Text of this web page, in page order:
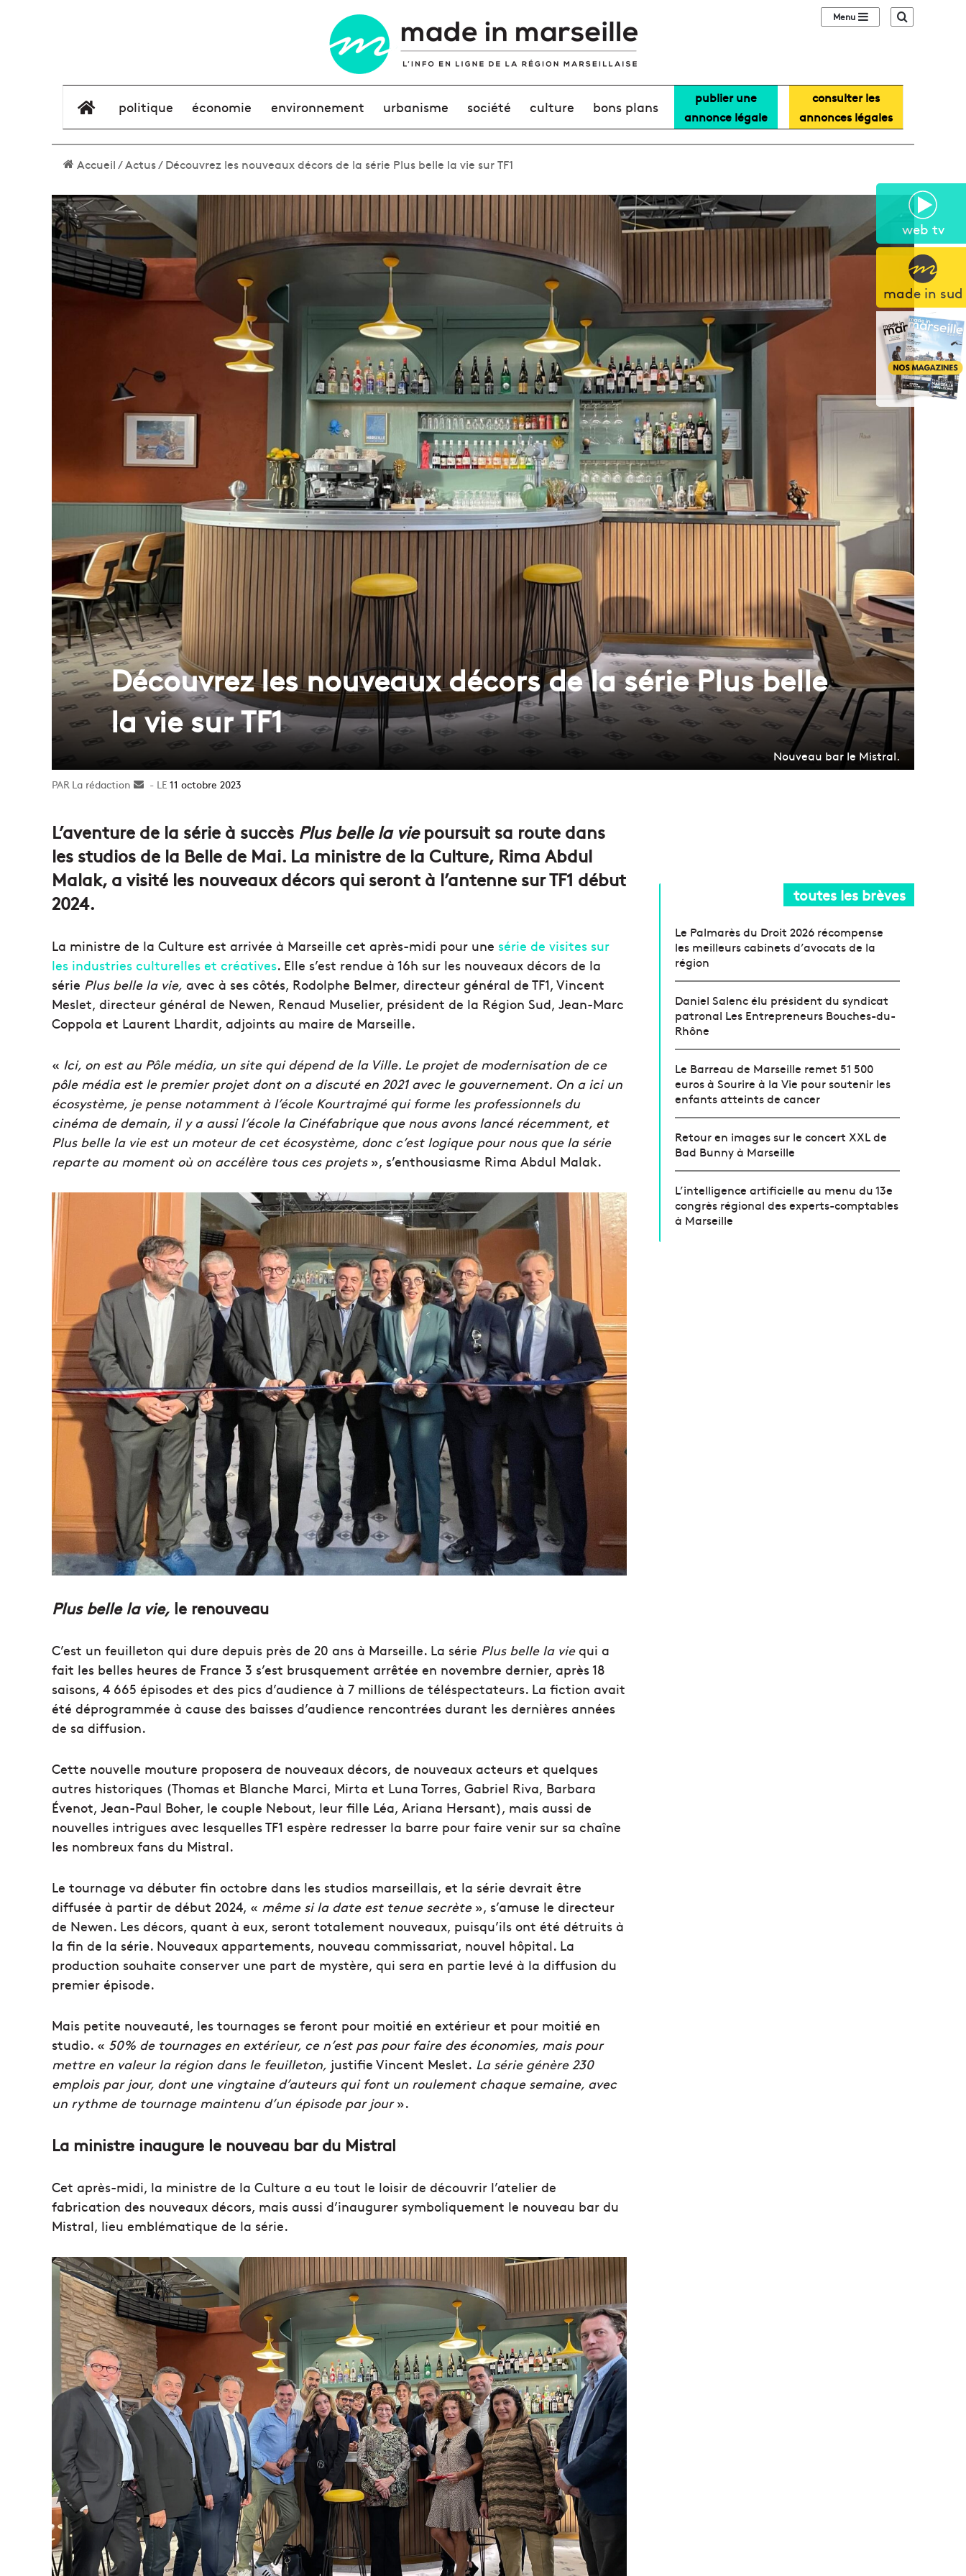
web tv
made in sud
Sidebar (barre
élément de menu
politique économie environnement urbanisme société culture bons plans
publier une
annonce légale
consulter les
annonces légales
Accueil/Actus/Découvrez les nouveaux décors de la série Plus belle la vie sur TF1
Découvrez les nouveaux décors de la série Plus belle
la vie sur TF1
Nouveau bar le Mistral.
La rédaction
Envoyer11 octobre 2023
L’aventure de la série à succès Plus belle la viepoursuit sa route dans
les studios de la Belle de Mai. La ministre de la Culture, Rima Abdul
Malak, a visité les nouveaux décors qui seront à l’antenne sur TF1 début
2024.
La ministre de la Culture est arrivée à Marseille cet après-midi pour une série de visites sur
les industries culturelles et créatives. Elle s’est rendue à 16h sur les nouveaux décors de la
série Plus belle la vie, avec à ses côtés, Rodolphe Belmer, directeur général de TF1, Vincent
Meslet, directeur général de Newen, Renaud Muselier, président de la Région Sud, Jean-Marc
Coppola et Laurent Lhardit, adjoints au maire de Marseille.
« Ici, on est au Pôle média, un site qui dépend de la Ville. Le projet de modernisation de ce
pôle média est le premier projet dont on a discuté en 2021 avec le gouvernement. On a ici un
écosystème, je pense notamment à l’école Kourtrajmé qui forme les professionnels du
cinéma de demain, il y a aussi l’école la Cinéfabrique que nous avons lancé récemment, et
Plus belle la vie est un moteur de cet écosystème, donc c’est logique pour nous que la série
reparte au moment où on accélère tous ces projets», s’enthousiasme Rima Abdul Malak.
Plus belle la vie, le renouveau
C’est un feuilleton qui dure depuis près de 20 ans à Marseille. La série Plus belle la viequi a
fait les belles heures de France 3 s’est brusquement arrêtée en novembre dernier, après 18
saisons, 4 665 épisodes et des pics d’audience à 7 millions de téléspectateurs. La fiction avait
été déprogrammée à cause des baisses d’audience rencontrées durant les dernières années
de sa diffusion.
Cette nouvelle mouture proposera de nouveaux décors, de nouveaux acteurs et quelques
autres historiques (Thomas et Blanche Marci, Mirta et Luna Torres, Gabriel Riva, Barbara
Évenot, Jean-Paul Boher, le couple Nebout, leur fille Léa, Ariana Hersant), mais aussi de
nouvelles intrigues avec lesquelles TF1 espère redresser la barre pour faire venir sur sa chaîne
les nombreux fans du Mistral.
Le tournage va débuter fin octobre dans les studios marseillais, et la série devrait être
diffusée à partir de début 2024, « même si la date est tenue secrète», s’amuse le directeur
de Newen. Les décors, quant à eux, seront totalement nouveaux, puisqu’ils ont été détruits à
la fin de la série. Nouveaux appartements, nouveau commissariat, nouvel hôpital. La
production souhaite conserver une part de mystère, qui sera en partie levé à la diffusion du
premier épisode.
Mais petite nouveauté, les tournages se feront pour moitié en extérieur et pour moitié en
studio. « 50% de tournages en extérieur, ce n’est pas pour faire des économies, mais pour
mettre en valeur la région dans le feuilleton, justifie Vincent Meslet. La série génère 230
emplois par jour, dont une vingtaine d’auteurs qui font un roulement chaque semaine, avec
un rythme de tournage maintenu d’un épisode par jour».
La ministre inaugure le nouveau bar du Mistral
Cet après-midi, la ministre de la Culture a eu tout le loisir de découvrir l’atelier de
fabrication des nouveaux décors, mais aussi d’inaugurer symboliquement le nouveau bar du
Mistral, lieu emblématique de la série.
toutes les brèves
Le Palmarès du Droit 2026 récompense
les meilleurs cabinets d’avocats de la
région
Daniel Salenc élu président du syndicat
patronal Les Entrepreneurs Bouches-du-
Rhône
Le Barreau de Marseille remet 51 500
euros à Sourire à la Vie pour soutenir les
enfants atteints de cancer
Retour en images sur le concert XXL de
Bad Bunny à Marseille
L’intelligence artificielle au menu du 13e
congrès régional des experts-comptables
à Marseille